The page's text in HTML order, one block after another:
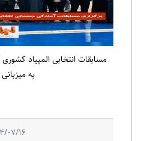
مسابقات انتخابی المپیاد
به
07/16